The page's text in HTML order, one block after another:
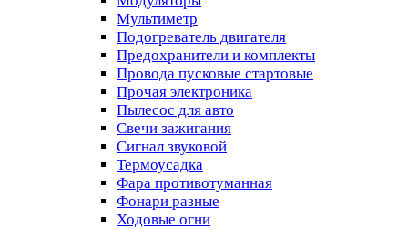
Мультиметр
Подогреватель двигателя
Предохранители и комплекты
Провода пусковые стартовые
Прочая электроника
Пылесос для авто
Свечи зажигания
Сигнал звуковой
Термоусадка
Фара противотуманная
Фонари разные
Ходовые огни